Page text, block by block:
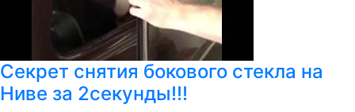
Секрет снятия бокового стекла на
Ниве за 2секунды!!!